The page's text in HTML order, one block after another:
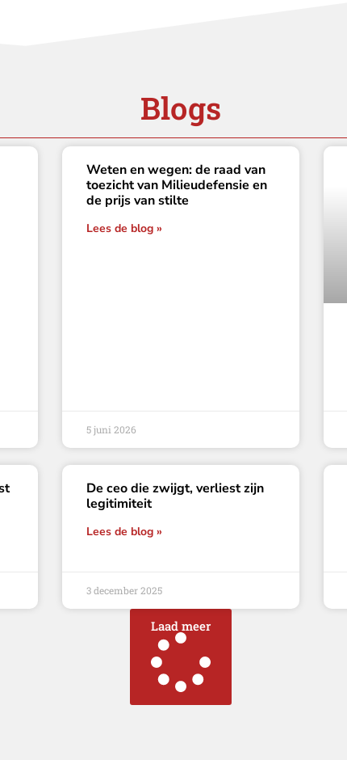
Blogs
Weten en wegen: de raad van
toezicht van Milieudefensie en
de prijs van stilte
Lees de blog »
5 juni 2026
De ceo die zwijgt, verliest zijn
legitimiteit
Lees de blog »
3 december 2025
Laad meer